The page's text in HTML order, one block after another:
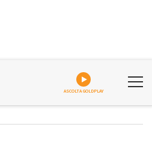
ASCOLTA GOLDPLAY